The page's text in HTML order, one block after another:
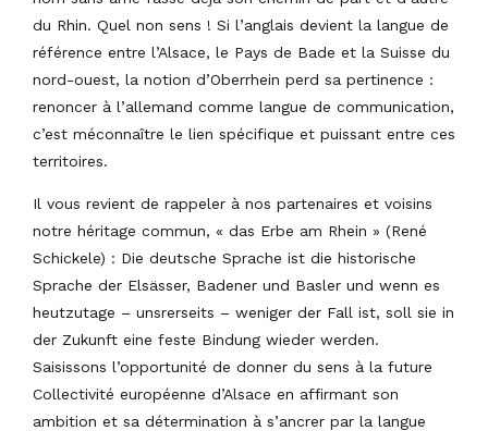
du Rhin. Quel non sens ! Si l’anglais devient la langue de
référence entre l’Alsace, le Pays de Bade et la Suisse du
nord-ouest, la notion d’Oberrhein perd sa pertinence :
renoncer à l’allemand comme langue de communication,
c’est méconnaître le lien spécifique et puissant entre ces
territoires.
Il vous revient de rappeler à nos partenaires et voisins
notre héritage commun, « das Erbe am Rhein » (René
Schickele) : Die deutsche Sprache ist die historische
Sprache der Elsässer, Badener und Basler und wenn es
heutzutage – unsrerseits – weniger der Fall ist, soll sie in
der Zukunft eine feste Bindung wieder werden.
Saisissons l’opportunité de donner du sens à la future
Collectivité européenne d’Alsace en affirmant son
ambition et sa détermination à s’ancrer par la langue